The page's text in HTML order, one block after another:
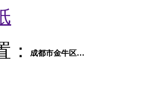
：
成都市金牛区府河桥建材市场2交易区F座27号